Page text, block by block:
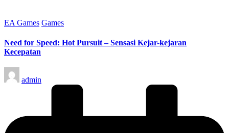
Posted
EA Games Games
Need for Speed: Hot Pursuit – Sensasi Kejar-kejaran
Kecepatan
Posted
by
admin